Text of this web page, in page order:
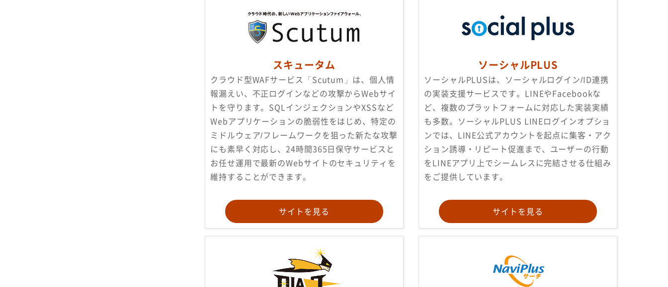
スキュータム
クラウド型WAFサービス「Scutum」は、個人情
報漏えい、不正ログインなどの攻撃からWebサイ
トを守ります。SQLインジェクションやXSSなど
Webアプリケーションの脆弱性をはじめ、特定の
ミドルウェア/フレームワークを狙った新たな攻撃
にも素早く対応し、24時間365日保守サービスと
お任せ運用で最新のWebサイトのセキュリティを
維持することができます。
サイトを見る
ソーシャルPLUS
ソーシャルPLUSは、ソーシャルログイン/ID連携
の実装支援サービスです。LINEやFacebookな
ど、複数のプラットフォームに対応した実装実績
も多数。ソーシャルPLUS LINEログインオプショ
ンでは、LINE公式アカウントを起点に集客・アク
ション誘導・リピート促進まで、ユーザーの行動
をLINEアプリ上でシームレスに完結させる仕組み
をご提供しています。
サイトを見る